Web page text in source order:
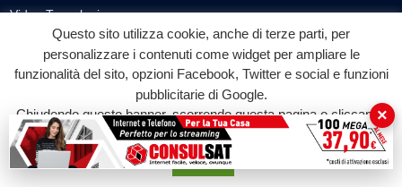
Video Tecnologie
Video Curiosità
PUBBLICITÀ
Richiesta pubblicazione articoli/banner
SEGUICI SUI SOCIAL
Questo sito utilizza cookie, anche di terze parti, per
personalizzare i contenuti come widget per ampliare le
funzionalità del sito, opzioni Facebook, Twitter e social e funzioni
pubblicitarie di Google.
Chiudendo questo banner, scorrendo questa pagina o cliccando
su qualunque suo elemento acconsenti all'uso dei cookie.
Accetta
×